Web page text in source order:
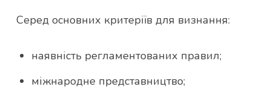
Серед основних критеріїв для визнання:
наявність регламентованих правил;
міжнародне представництво;